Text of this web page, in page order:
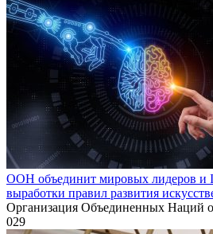
ООН объединит мировых лидеров и
выработки правил развития
Организация Объединенных Наций
029